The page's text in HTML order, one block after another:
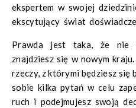
ekspertem w swojej
ekscytujący świat
do innego kraju, oto kilka
przed zakupem biletu w jedną
Prawda jest taka, że nie
znajdziesz się w nowym
rzeczy, z którymi będziesz
sobie kilka pytań w celu
ruch i podejmujesz swoją